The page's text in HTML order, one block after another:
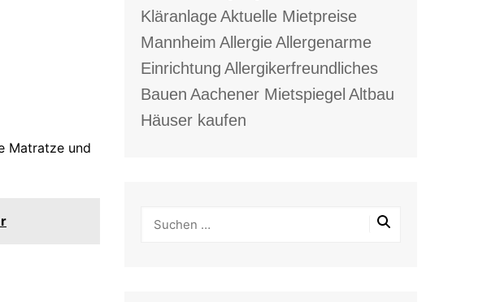
Matratze und
KläranlageAktuelle Mietpreise
Mannheim AllergieAllergenarme
Einrichtung Allergikerfreundliches
Bauen Aachener Mietspiegel Altbau
Häuser kaufen